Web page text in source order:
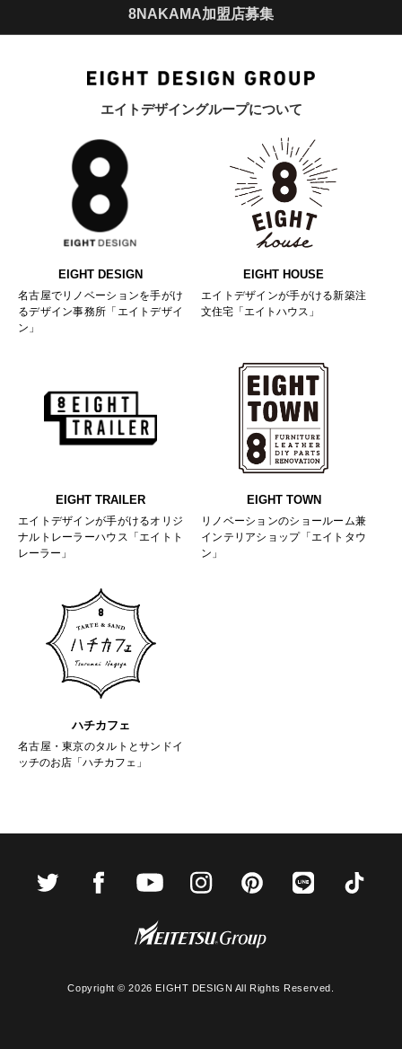
エイトデザイングループについて
EIGHT DESIGN
名古屋でリノベーションを手がけ
るデザイン事務所「エイトデザイ
ン」
EIGHT HOUSE
エイトデザインが手がける新築注
文住宅「エイトハウス」
EIGHT TRAILER
エイトデザインが手がけるオリジ
ナルトレーラーハウス「エイトト
レーラー」
EIGHT TOWN
リノベーションのショールーム兼
インテリアショップ「エイトタウ
ン」
ハチカフェ
名古屋・東京のタルトとサンドイ
ッチのお店「ハチカフェ」
8NAKAMA加盟店募集
Copyright ©2026 EIGHT DESIGN All Rights Reserved.